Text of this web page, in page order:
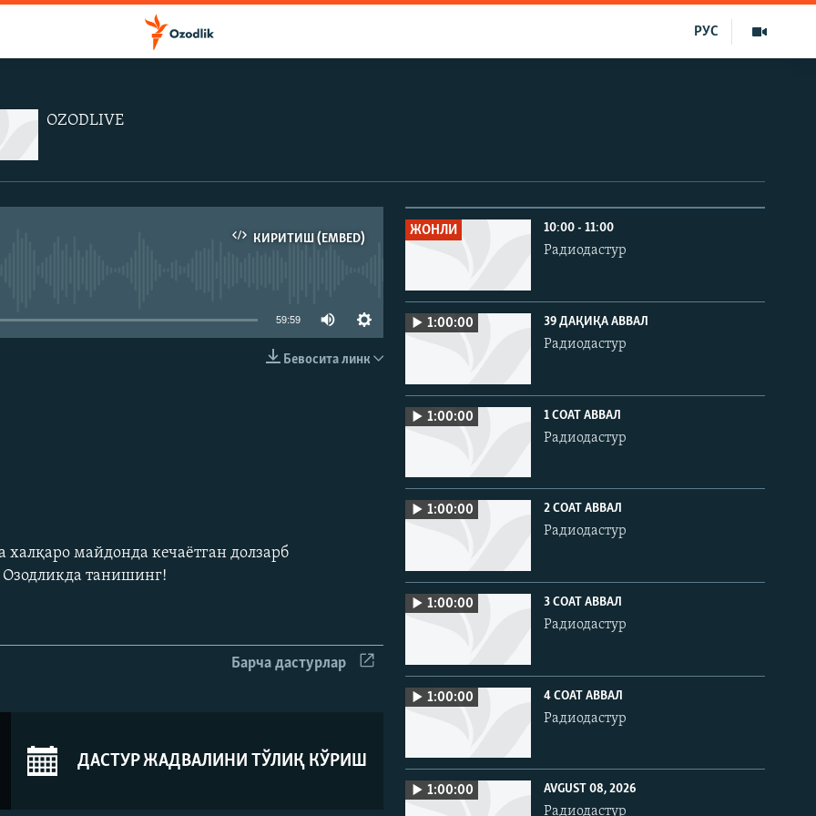
РУС
OZODLIVE
КИРИТИШ (EMBED)
59:59
Бевосита линк
майдонда кечаëтган долзарб
Озодликда танишинг!
Барча дастурлар
ДАСТУР ЖАДВАЛИНИ ТЎЛИҚ КЎРИШ
ЖОНЛИ 10:00 - 11:00
Радиодастур
1:00:00 39 ДАҚИҚА АВВАЛ
Радиодастур
1:00:00 1 СОАТ АВВАЛ
Радиодастур
1:00:00 2 СОАТ АВВАЛ
Радиодастур
1:00:00 3 СОАТ АВВАЛ
Радиодастур
1:00:00 4 СОАТ АВВАЛ
Радиодастур
1:00:00 AVGUST 08, 2026
Радиодастур